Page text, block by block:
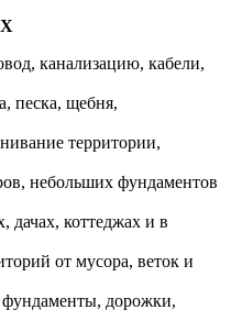
канализацию, кабели,
песка, щебня,
территории,
небольших фундаментов
дачах, коттеджах и в
от мусора, веток и
дорожки,